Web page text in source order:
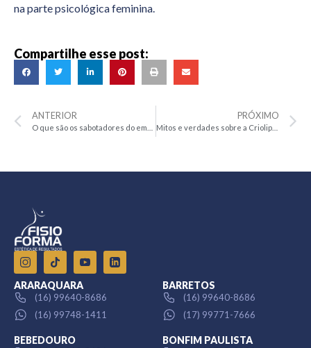
na parte psicológica feminina.
Compartilhe esse post:
ANTERIOR PRÓXIMO
Mitos e verdades sobre a Criolipólise
ARARAQUARA
(16) 99640-8686
(16) 99748-1411
BARRETOS
(16) 99640-8686
(17) 99771-7666
BEBEDOURO BONFIM PAULISTA